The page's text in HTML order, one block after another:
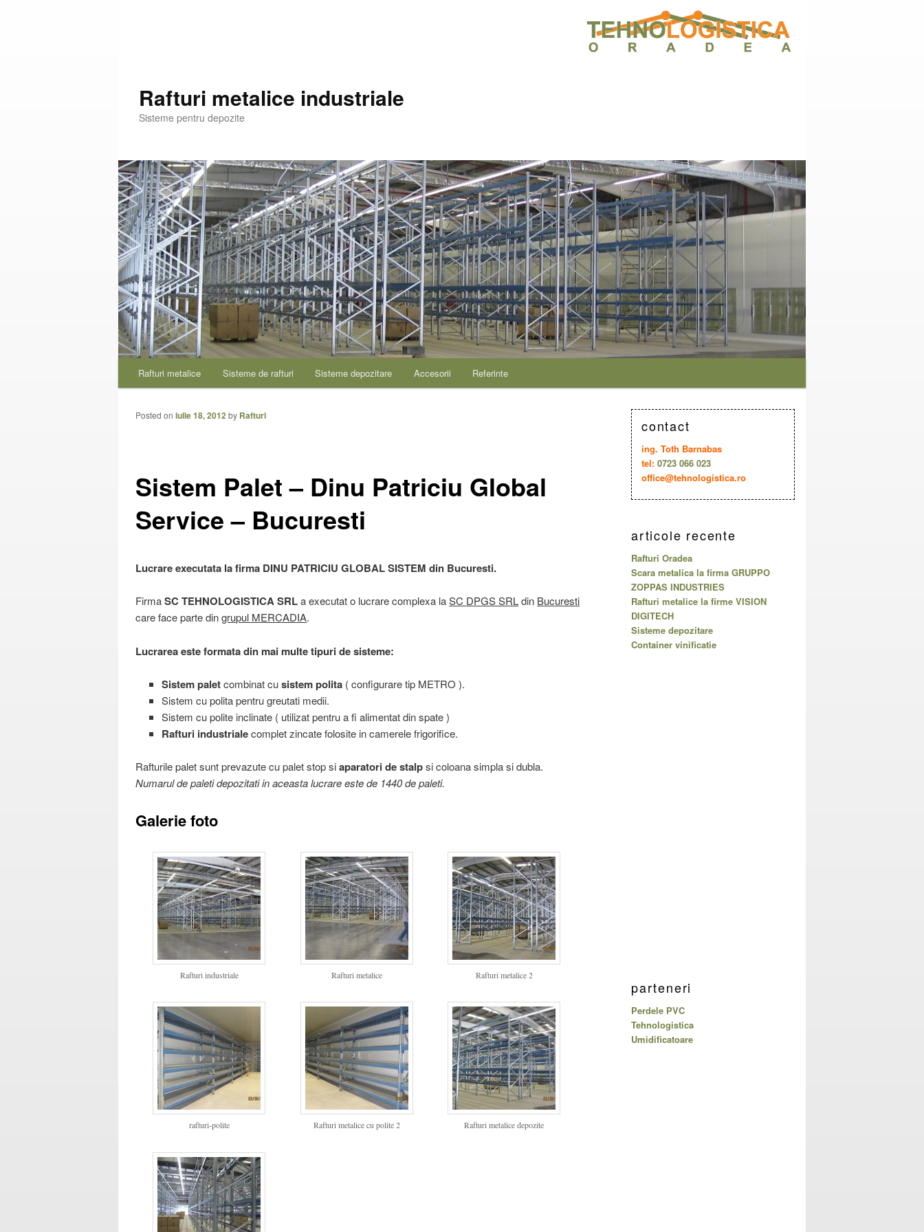
Rafturi metalice industriale
Sisteme pentru depozite
Sari
Sari
secundar
Rafturi metalice Sisteme de rafturi Sisteme depozitare Accesorii Referinte
Sistem Palet – Dinu Patriciu Global
Service – Bucuresti
Posted oniulie 18, 2012 by Rafturi
Lucrare executata la firma DINU PATRICIU GLOBAL SISTEM din Bucuresti.
FirmaSC TEHNOLOGISTICA SRLa executat o lucrare complexa laSC DPGS SRLdin Bucuresti
care face parte dingrupul MERCADIA.
Lucrarea este formata din mai multe tipuri de sisteme:
Sistem paletcombinat cusistem polita( configurare tip METRO ).
Sistem cu polita pentru greutati medii.
Sistem cu polite inclinate ( utilizat pentru a fi alimentat din spate )
Rafturi industrialecomplet zincate folosite in camerele frigorifice.
Rafturile palet sunt prevazute cu palet stop siaparatori de stalpsi coloana simpla si dubla.
Numarul de paleti depozitati in aceasta lucrare este de 1440 de paleti.
Galerie foto
Rafturi industriale Rafturi metalice Rafturi metalice 2
rafturi-polite Rafturi metalice cu polite 2 Rafturi metalice depozite
contact
ing. Toth Barnabas
tel: 0723 066 023
office@tehnologistica.ro
articole recente
Rafturi Oradea
Scara metalica la firma GRUPPO
ZOPPAS INDUSTRIES
Rafturi metalice la firme VISION
DIGITECH
Sisteme depozitare
Container vinificatie
parteneri
Perdele PVC
Tehnologistica
Umidificatoare